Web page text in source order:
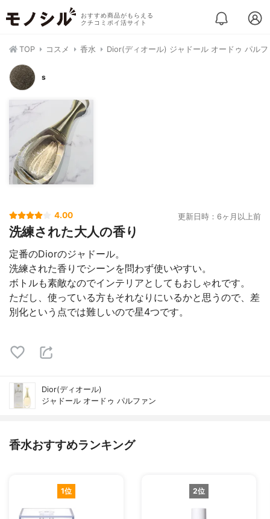
おすすめ商品がもらえる
クチコミポイ活サイト
TOP コスメ 香水 Dior(ディオール) ジャドール オードゥ パルフ
s
4.00 更新日時：6ヶ月以上前
洗練された大人の香り
定番のDiorのジャドール。
洗練された香りでシーンを問わず使いやすい。
ボトルも素敵なのでインテリアとしてもおしゃれです。
ただし、使っている方もそれなりにいるかと思うので、差
別化という点では難しいので星4つです。
Dior(ディオール)
ジャドール オードゥ パルファン
香水おすすめランキング
1位 2位